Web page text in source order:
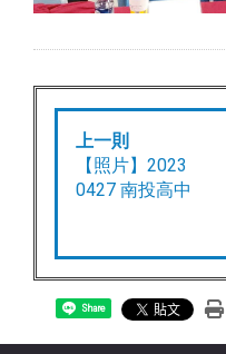
上一則
【照片】2023
0427 南投高中
Share